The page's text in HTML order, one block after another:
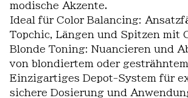
modische Akzente.
Ideal für Color Balancing:
Topchic, Längen und Spitzen mit
Blonde Toning: Nuancieren und
von blondiertem oder
Einzigartiges Depot-System für
sichere Dosierung und